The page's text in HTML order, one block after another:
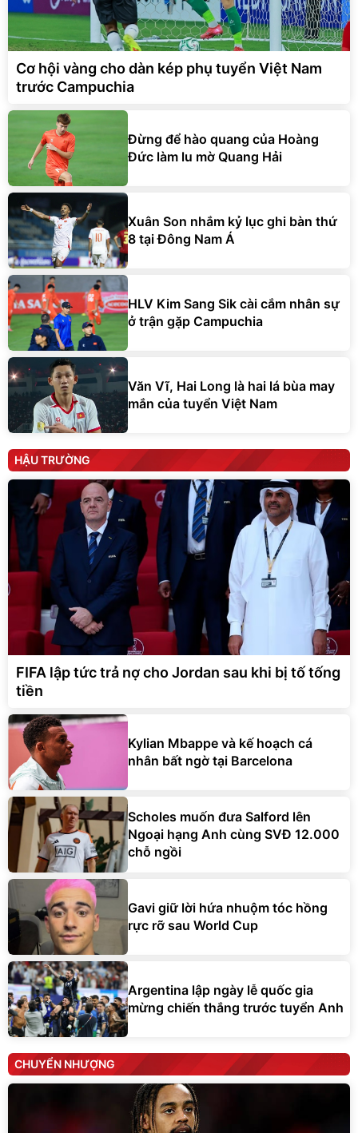
Cơ hội vàng cho dàn kép phụ tuyển Việt Nam
trước Campuchia
Đừng để hào quang của Hoàng
Đức làm lu mờ Quang Hải
Xuân Son nhắm kỷ lục ghi bàn thứ
8 tại Đông Nam Á
HLV Kim Sang Sik cài cắm nhân sự
ở trận gặp Campuchia
Văn Vĩ, Hai Long là hai lá bùa may
mắn của tuyển Việt Nam
HẬU TRƯỜNG
FIFA lập tức trả nợ cho Jordan sau khi bị tố tống
tiền
Kylian Mbappe và kế hoạch cá
nhân bất ngờ tại Barcelona
Scholes muốn đưa Salford lên
Ngoại hạng Anh cùng SVĐ 12.000
chỗ ngồi
Gavi giữ lời hứa nhuộm tóc hồng
rực rỡ sau World Cup
Argentina lập ngày lễ quốc gia
mừng chiến thắng trước tuyển Anh
CHUYỂN NHƯỢNG